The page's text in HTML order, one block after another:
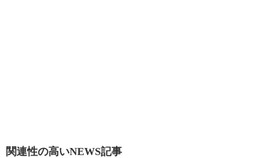
関連性の高いNEWS記事